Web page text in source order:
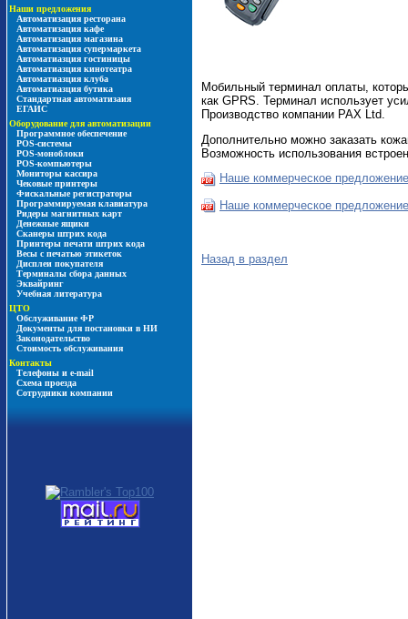
Наши предложения
Автоматизация ресторана
Автоматизация кафе
Автоматизация магазина
Автоматизация супермаркета
Автоматиазция гостиницы
Автоматиазция кинотеатра
Автоматиазция клуба
Автоматиазция бутика
Стандартная автоматизаия
ЕГАИС
Оборудование для автоматизации
Программное обеспечение
POS-системы
POS-моноблоки
POS-компьютеры
Мониторы кассира
Чековые принтеры
Фискальные регистраторы
Программируемая клавиатура
Ридеры магнитных карт
Денежные ящики
Сканеры штрих кода
Принтеры печати штрих кода
Весы с печатью этикеток
Дисплеи покупателя
Терминалы сбора данных
Эквайринг
Учебная литература
ЦТО
Обслуживание ФР
Документы для постановки в НИ
Законодательство
Стоимость обслуживания
Контакты
Телефоны и e-mail
Схема проезда
Сотрудники компании
Мобильный терминал оплаты,
как GPRS. Терминал использует
Производство компании PAX Ltd.
Дополнительно можно заказать
Возможность использования
Наше коммерческое
Наше коммерческое
Назад в раздел